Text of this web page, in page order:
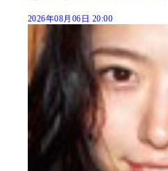
2026年08月06日 20:00